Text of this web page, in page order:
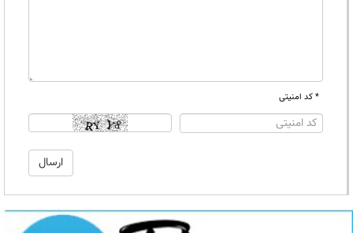
* کد امنیتی